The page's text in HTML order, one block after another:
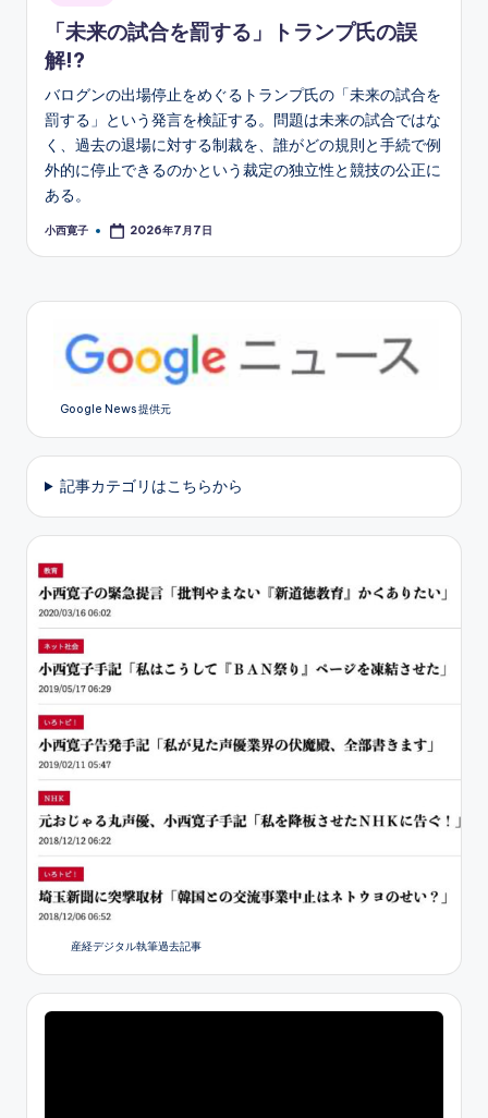
「未来の試合を罰する」トランプ氏の誤
解!?
バログンの出場停止をめぐるトランプ氏の「未来の試合を
罰する」という発言を検証する。問題は未来の試合ではな
く、過去の退場に対する制裁を、誰がどの規則と手続で例
外的に停止できるのかという裁定の独立性と競技の公正に
ある。
Posted
小西寛子 2026年7月7日
Google News 提供元
記事カテゴリはこちらから
産経デジタル執筆過去記事